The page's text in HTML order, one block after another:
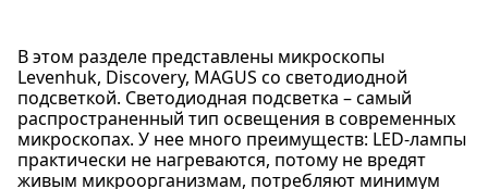
В этом разделе представлены микроскопы
Levenhuk, Discovery, MAGUS со светодиодной
подсветкой. Светодиодная подсветка – самый
распространенный тип освещения в современных
микроскопах. У нее много преимуществ: LED-лампы
практически не нагреваются, потому не вредят
живым микроорганизмам, потребляют минимум